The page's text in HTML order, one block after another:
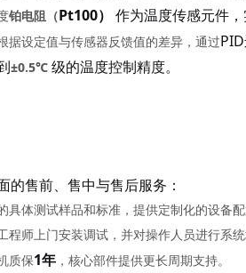
铂电阻（Pt100） 作为温度传感元件，
据设定值与传感器反馈值的差异，通过
±0.5℃ 级的温度控制精度。
的售前、售中与售后服务：
具体测试样品和标准，提供定制化的设备配
程师上门安装调试，并对操作人员进行系
质保1年 ，核心部件提供更长周期支持。